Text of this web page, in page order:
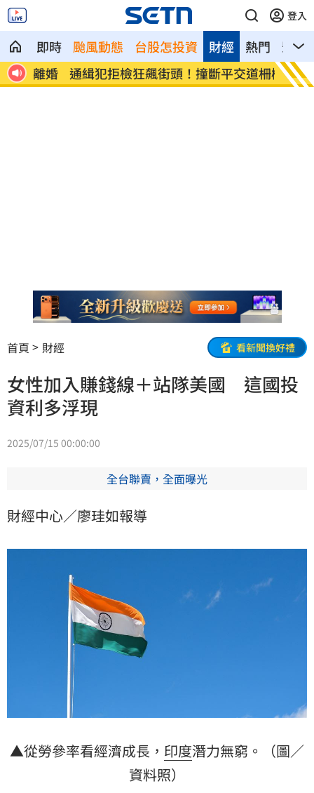
登入
即時 颱風動態 台股怎投資 熱門 影音
財經
婚
通緝犯拒檢狂飆街頭！撞斷平交道柵欄逃
亡
中國
首頁 財經 看新聞換好禮
女性加入賺錢線＋站隊美國 這國投
資利多浮現
2025/07/15 00:00:00
全台聯賣，全面曝光
財經中心／廖珪如報導
▲從勞參率看經濟成長， 印度潛力無窮。（圖／
資料照）